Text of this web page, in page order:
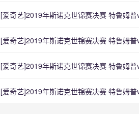
[爱奇艺]2019年斯诺克世锦赛决赛 特鲁姆
[爱奇艺]2019年斯诺克世锦赛决赛 特鲁姆
[爱奇艺]2019年斯诺克世锦赛决赛 特鲁姆
[爱奇艺]2019年斯诺克世锦赛决赛 特鲁姆